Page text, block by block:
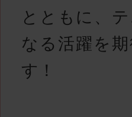
とともに、
なる活躍を
す！